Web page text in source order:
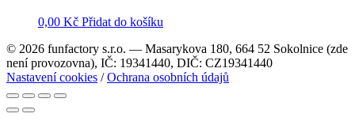
0,00 Kč Přidat do košíku
© 2026 funfactory s.r.o. — Masarykova 180, 664 52 Sokolnice (zde
není provozovna), IČ: 19341440, DIČ: CZ19341440
Nastavení cookies /Ochrana osobních údajů